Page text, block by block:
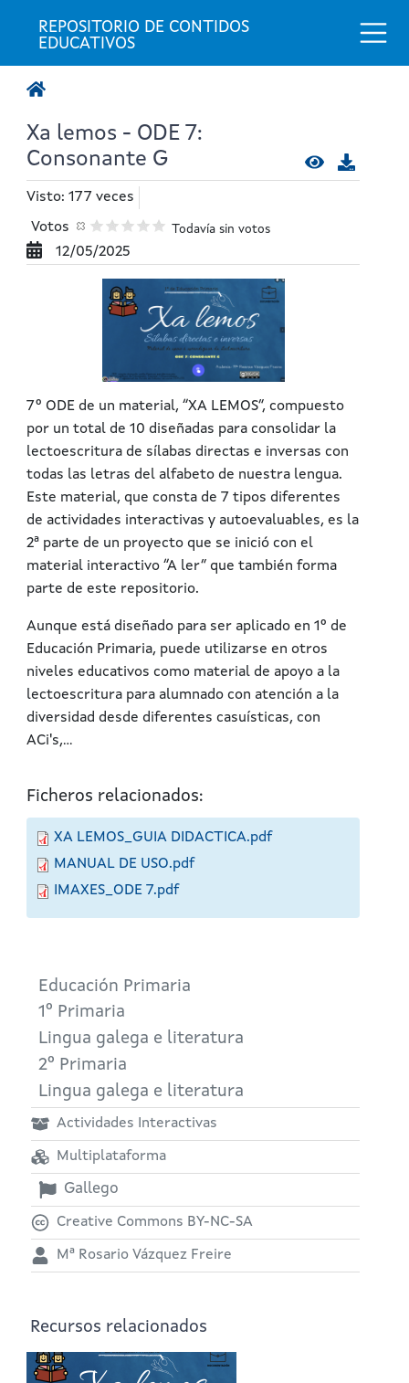
REPOSITORIO DE CONTIDOS
EDUCATIVOS
Xa lemos - ODE 7:
Consonante G
Visto: 177 veces
Votos Todavía sin votos
12/05/2025
7º ODE de un material, “XA LEMOS”, compuesto
por un total de 10 diseñadas para consolidar la
lectoescritura de sílabas directas e inversas con
todas las letras del alfabeto de nuestra lengua.
Este material, que consta de 7 tipos diferentes
de actividades interactivas y autoevaluables, es la
2ª parte de un proyecto que se inició con el
material interactivo “A ler” que también forma
parte de este repositorio.
Aunque está diseñado para ser aplicado en 1º de
Educación Primaria, puede utilizarse en otros
niveles educativos como material de apoyo a la
lectoescritura para alumnado con atención a la
diversidad desde diferentes casuísticas, con
ACi's,...
Ficheros relacionados:
XA LEMOS_GUIA DIDACTICA.pdf
MANUAL DE USO.pdf
IMAXES_ODE 7.pdf
Educación Primaria
1º Primaria
Lingua galega e literatura
2º Primaria
Lingua galega e literatura
Actividades Interactivas
Multiplataforma
Gallego
Creative Commons BY-NC-SA
Mª Rosario Vázquez Freire
Recursos relacionados